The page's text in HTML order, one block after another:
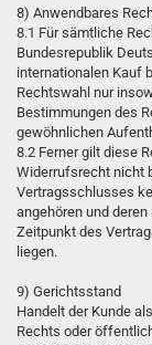
8) Anwendbares
8.1 Für sämtliche
Bundesrepublik
internationalen Kauf
Rechtswahl nur
Bestimmungen des
gewöhnlichen
8.2 Ferner gilt diese
Widerrufsrecht nicht
Vertragsschlusses
angehören und
Zeitpunkt des
liegen.
9) Gerichtsstand
Handelt der Kunde
Rechts oder